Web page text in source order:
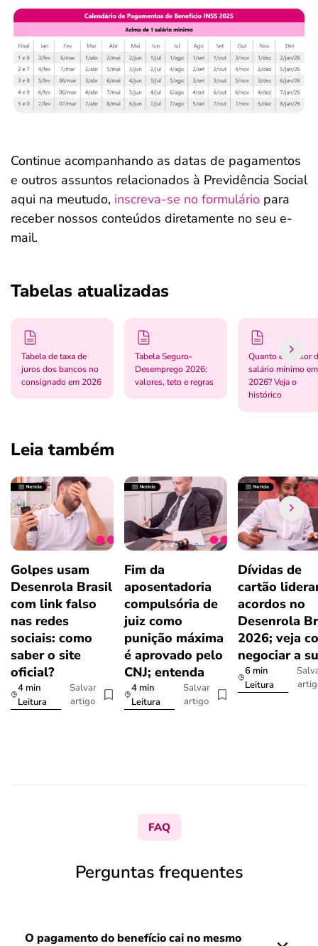
Continue acompanhando as datas de pagamentos
e outros assuntos relacionados à Previdência Social
aqui na meutudo, inscreva-se no formulário para
receber nossos conteúdos diretamente no seu e-
mail.
Tabelas atualizadas
Tabela de taxa de
juros dos bancos no
consignado em 2026
Tabela Seguro-
Desemprego 2026:
valores, teto e regras
Quanto é o valor
salário mínimo em
2026? Veja o
histórico
Leia também
Golpes usam
Desenrola Brasil
com link falso
nas redes
sociais: como
saber o site
oficial?
4 min
Leitura
Salvar
artigo
Fim da
aposentadoria
compulsória de
juiz como
punição máxima
é aprovado pelo
CNJ; entenda
4 min
Leitura
Salvar
artigo
Dívidas de
cartão
acordos no
Desenrola
2026; veja
negociar a
6 min
Leitura
FAQ
Perguntas frequentes
O pagamento do benefício cai no mesmo